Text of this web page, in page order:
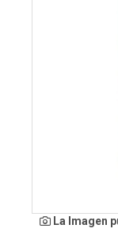
La Imagen